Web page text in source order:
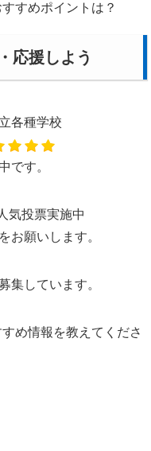
すめポイントは？
応援しよう
各種学校
です。
投票実施中
お願いします。
集しています。
め情報を教えてくださ